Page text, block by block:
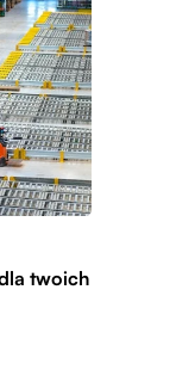
twoich